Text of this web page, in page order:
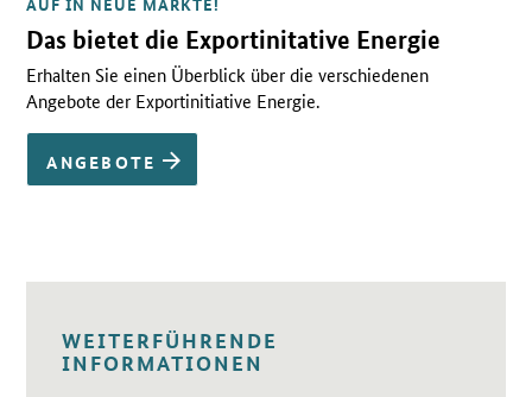
Das bietet die Exportinitative Energie
Erhalten Sie einen Überblick über die verschiedenen
Angebote der Exportinitiative Energie.
ANGEBOTE
WEITERFÜHRENDE
INFORMATIONEN